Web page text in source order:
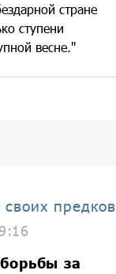
стране
ступени
весне."
предков
за